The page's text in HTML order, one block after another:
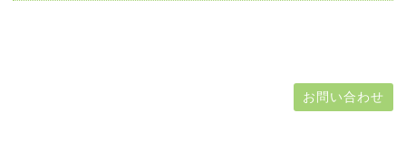
お問い合わせ